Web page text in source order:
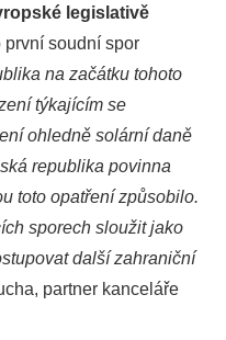
legislativě
první soudní spor
na začátku tohoto
týkajícím se
ohledně solární daně
republika povinna
toto opatření způsobilo.
sporech sloužit jako
další zahraniční
partner kanceláře